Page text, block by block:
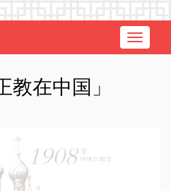
Toggle
教在中国」